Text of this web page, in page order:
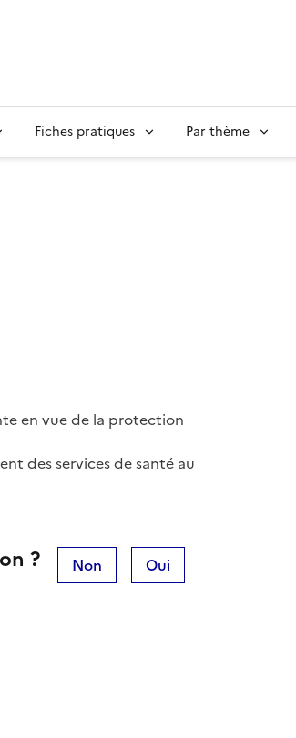
Fiches pratiques Par thème
en vue de la protection
des services de santé au
? Non Oui